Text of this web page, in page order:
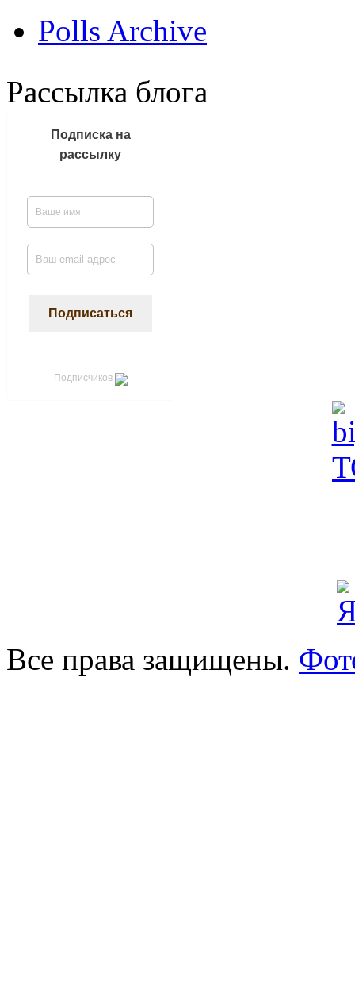
Polls Archive
Рассылка блога
Подписка на
рассылку
Подписчиков
Все права защищены.